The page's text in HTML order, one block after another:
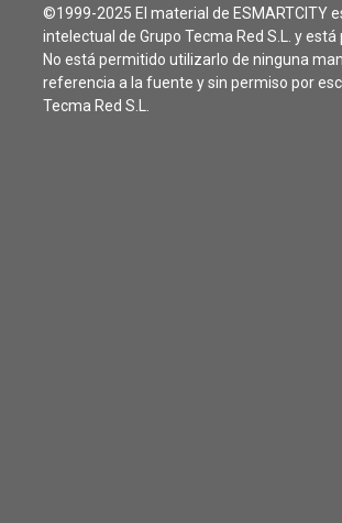
©1999-2025 El material de ESMARTCITY
intelectual de Grupo Tecma Red S.L. y está
No está permitido utilizarlo de ninguna
referencia a la fuente y sin permiso por
Tecma Red S.L.